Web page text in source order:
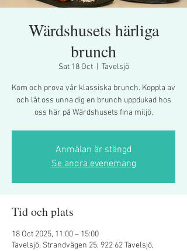
Wärdshusets härliga
brunch
Sat 18 Oct
  |
Tavelsjö
Kom och prova vår klassiska brunch. Koppla av
och låt oss unna dig en brunch uppdukad hos
oss här på Wärdshusets fina miljö.
Anmälan är stängd
Se andra evenemang
Tid och plats
18 Oct 2025, 11:00 – 15:00
Tavelsjö, Strandvägen 25, 922 62 Tavelsjö,